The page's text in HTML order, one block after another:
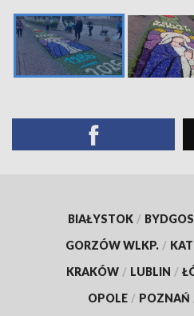
BIAŁYSTOK /
GORZÓW WLKP. /
KRAKÓW / LUBLIN /
OPOLE / POZNAŃ